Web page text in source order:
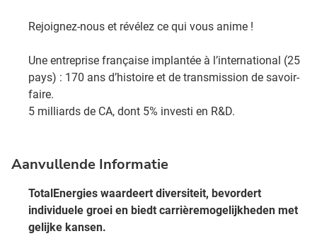
Rejoignez-nous et révélez ce qui vous anime !​
Une entreprise française implantée à l’international (25
pays) : 170 ans d’histoire et de transmission de savoir-
faire.​
5 milliards de CA, dont 5% investi en R&D​.
Aanvullende Informatie
TotalEnergies waardeert diversiteit, bevordert
individuele groei en biedt carrièremogelijkheden met
gelijke kansen.